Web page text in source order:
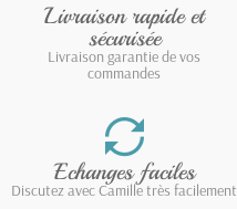
Livraison rapide et
sécurisée
Livraison garantie de vos
commandes
Echanges faciles
Discutez avec Camille très facilement